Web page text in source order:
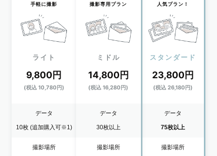
手軽に撮影
ライト
9,800円
(税込 10,780円)
データ
10枚 (追加購入可※1)
撮影場所
撮影専用プラン
ミドル
14,800円
(税込 16,280円)
データ
30枚以上
撮影場所
人気プラン！
スタンダード
23,800円
(税込 26,180円)
データ
75枚以上
撮影場所